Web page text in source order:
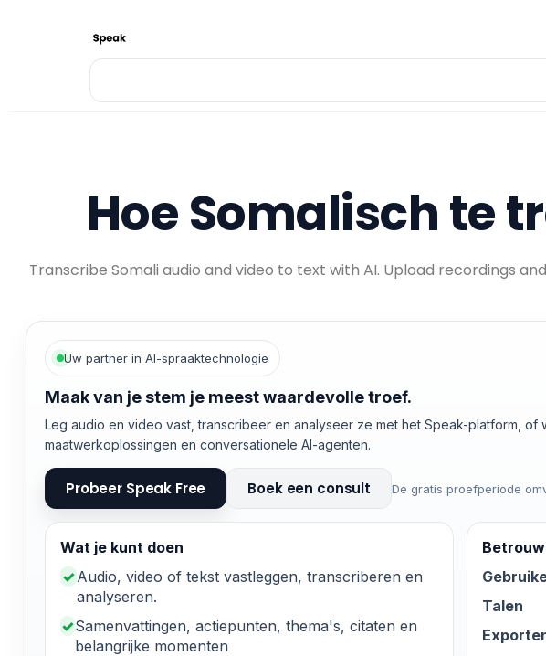
Hoe Somalisch te
Transcribe Somali audio and video to text with AI. Upload recordings
Uw partner in AI-spraaktechnologie
Maak van je stem je meest waardevolle troef.
Leg audio en video vast, transcribeer en analyseer ze met het Speak-platform, of
maatwerkoplossingen en conversationele AI-agenten.
Probeer Speak Free Boek een consult De gratis proefperiode
Wat je kunt doen
✓Audio, video of tekst vastleggen, transcriberen en
analyseren.
✓Samenvattingen, actiepunten, thema's, citaten en
belangrijke momenten
Talen